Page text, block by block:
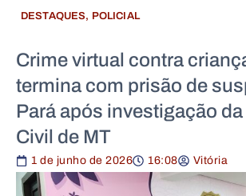
DESTAQUES, POLICIAL
Crime virtual contra
termina com prisão de
Pará após investigação
Civil de MT
1 de junho de 2026 16:08 Vitória